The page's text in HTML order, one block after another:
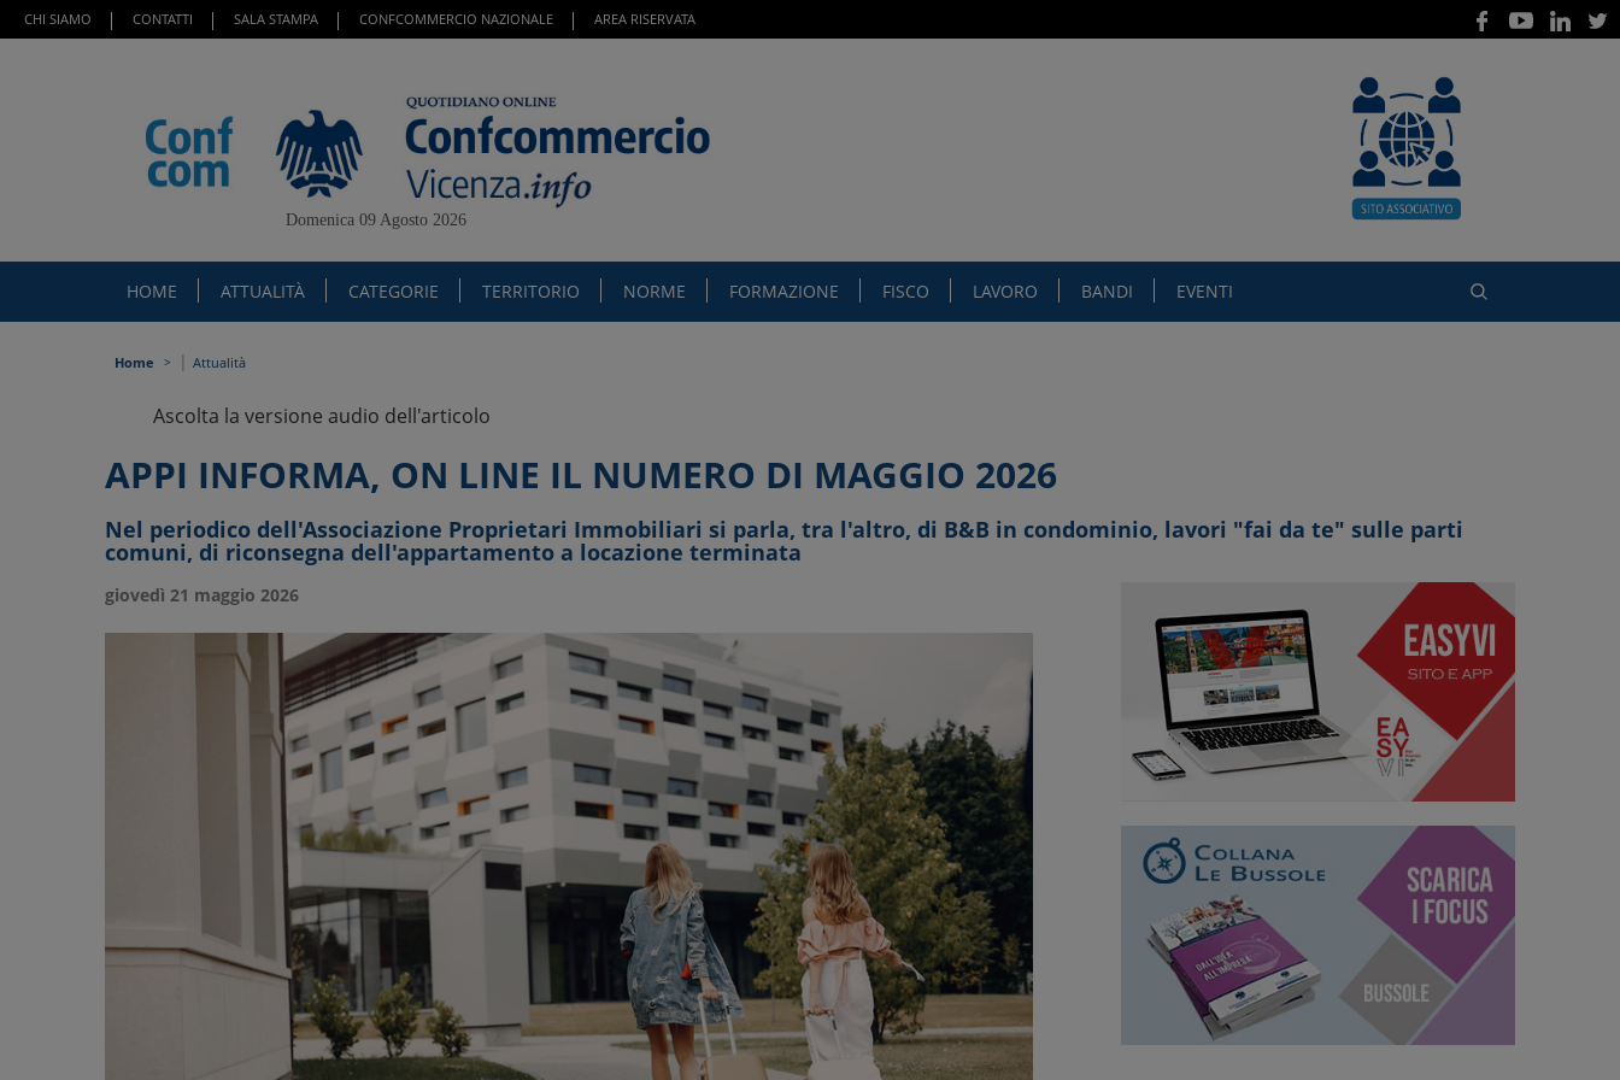
CHI SIAMO CONTATTI SALA STAMPA CONFCOMMERCIO NAZIONALE AREA RISERVATA
Domenica 09 Agosto 2026
HOME ATTUALITÀ CATEGORIE TERRITORIO NORME FORMAZIONE FISCO LAVORO BANDI EVENTI
Home | Attualità
Ascolta la versione audio dell'articolo
APPI INFORMA, ON LINE IL NUMERO DI MAGGIO 2026
Nel periodico dell'Associazione Proprietari Immobiliari si parla, tra l'altro, di B&B in condominio, lavori "fai da te" sulle parti
comuni, di riconsegna dell'appartamento a locazione terminata
giovedì 21 maggio 2026